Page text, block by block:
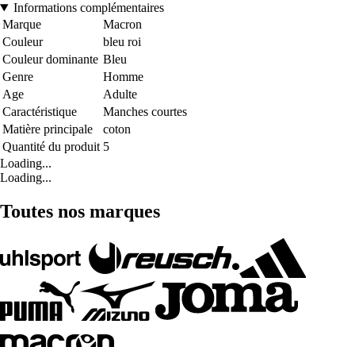
Informations complémentaires
Marque
Macron
Couleur
bleu roi
Couleur dominante Bleu
Genre
Homme
Age
Adulte
Caractéristique
Manches courtes
Matière principale
coton
Quantité du produit 5
Loading...
Loading...
Toutes nos marques